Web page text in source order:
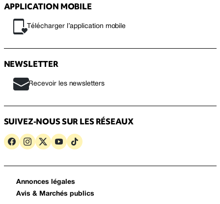
APPLICATION MOBILE
Télécharger l’application mobile
NEWSLETTER
Recevoir les newsletters
SUIVEZ-NOUS SUR LES RÉSEAUX
Annonces légales
Avis & Marchés publics